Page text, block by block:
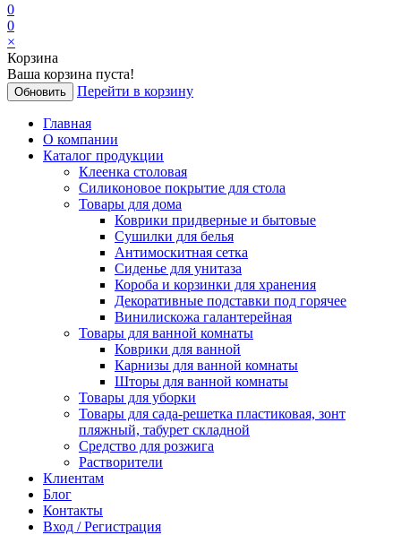
0
0
×
Корзина
Ваша корзина пуста!
Обновить Перейти в корзину
Главная
О компании
Каталог продукции
Клеенка столовая
Силиконовое покрытие для стола
Товары для дома
Коврики придверные и бытовые
Сушилки для белья
Антимоскитная сетка
Сиденье для унитаза
Короба и корзинки для хранения
Декоративные подставки под горячее
Винилискожа галантерейная
Товары для ванной комнаты
Коврики для ванной
Карнизы для ванной комнаты
Шторы для ванной комнаты
Товары для уборки
Товары для сада-решетка пластиковая, зонт
пляжный, табурет складной
Средство для розжига
Растворители
Клиентам
Блог
Контакты
Вход / Регистрация